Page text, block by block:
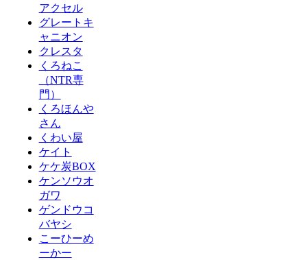
アクセル
グレートキ
ャニオン
クレスタ
くろねこ
（NTR専
門）
くろほんや
さん
くわい屋
ケイト
ケケ炭BOX
ケンソウオ
ガワ
ゲンドウコ
バヤシ
こーひーめ
ーかー